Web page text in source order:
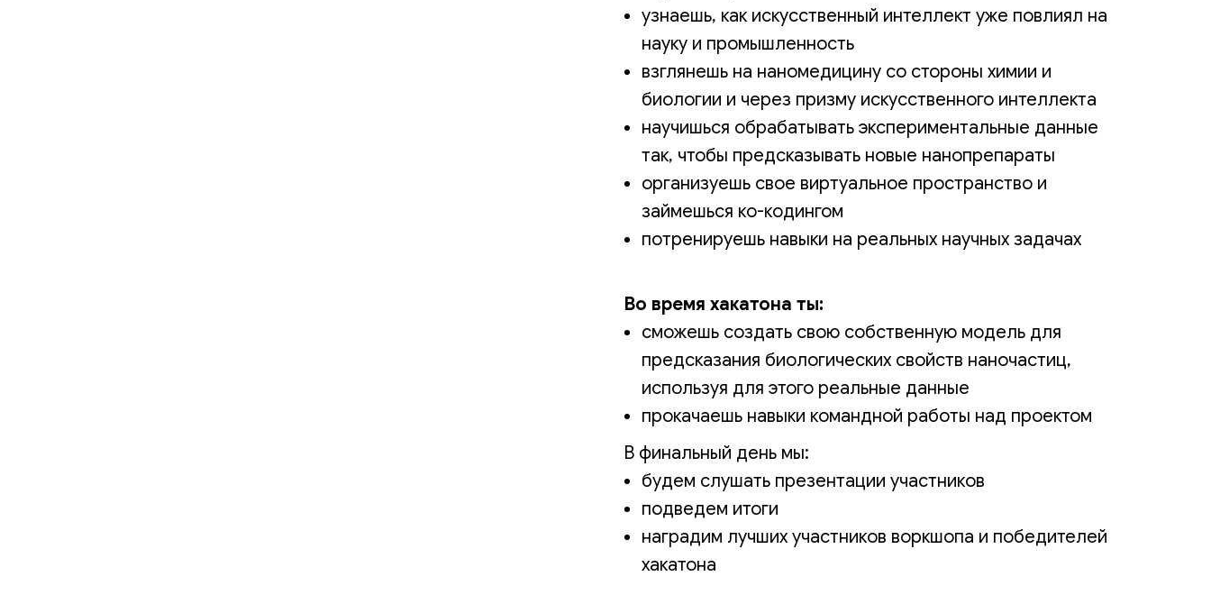
узнаешь, как искусственный интеллект уже повлиял на
науку и промышленность
взглянешь на наномедицину со стороны химии и
биологии и через призму искусственного интеллекта
научишься обрабатывать экспериментальные данные
так, чтобы предсказывать новые нанопрепараты
организуешь свое виртуальное пространство и
займешься ко-кодингом
потренируешь навыки на реальных научных задачах
Во время хакатона ты:
сможешь создать свою собственную модель для
предсказания биологических свойств наночастиц,
используя для этого реальные данные
прокачаешь навыки командной работы над проектом
В финальный день мы:
будем слушать презентации участников
подведем итоги
наградим лучших участников воркшопа и победителей
хакатона